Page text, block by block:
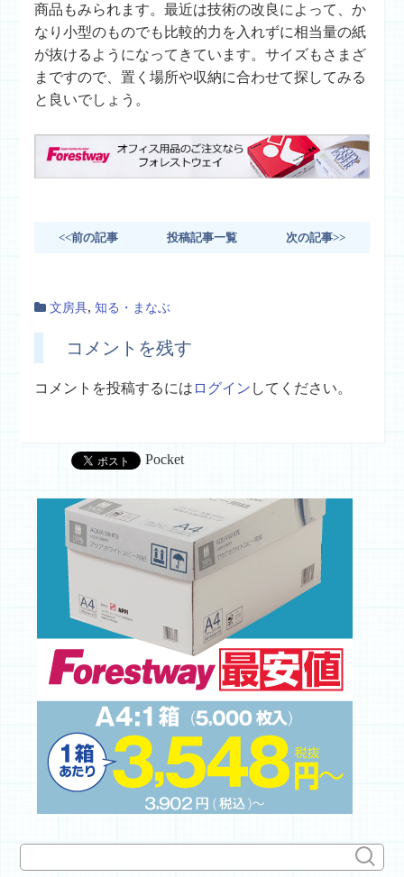
商品もみられます。最近は技術の改良によって、か
なり小型のものでも比較的力を入れずに相当量の紙
が抜けるようになってきています。サイズもさまざ
まですので、置く場所や収納に合わせて探してみる
と良いでしょう。
<<前の記事 投稿記事一覧 次の記事>>
文房具,知る・まなぶ
コメントを残す
コメントを投稿するには ログイン してください。
Pocket